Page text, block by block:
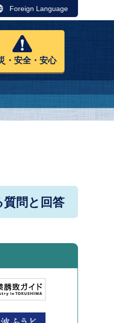
Foreign Language
・安全・安心
質問と回答